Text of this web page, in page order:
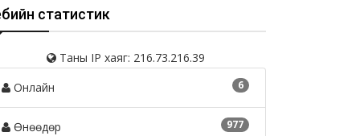
статистик
Таны IP хаяг: 216.73.216.39
6
Онлайн
977
Өнөөдөр